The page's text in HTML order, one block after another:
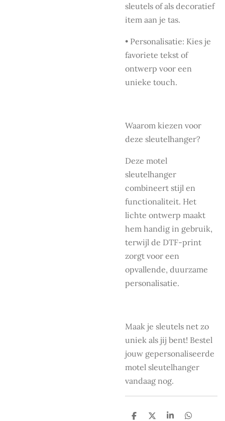
sleutels of als decoratief
item aan je tas.
• Personalisatie: Kies je
favoriete tekst of
ontwerp voor een
unieke touch.
Waarom kiezen voor
deze sleutelhanger?
Deze motel
sleutelhanger
combineert stijl en
functionaliteit. Het
lichte ontwerp maakt
hem handig in gebruik,
terwijl de DTF-print
zorgt voor een
opvallende, duurzame
personalisatie.
Maak je sleutels net zo
uniek als jij bent! Bestel
jouw gepersonaliseerde
motel sleutelhanger
vandaag nog.
D
D
S
D